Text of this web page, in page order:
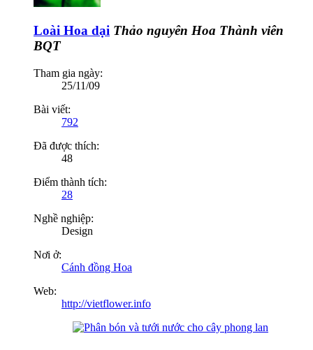
Loài Hoa dại Thảo nguyên Hoa Thành viên
BQT
Tham gia ngày:
25/11/09
Bài viết:
792
Đã được thích:
48
Điểm thành tích:
28
Nghề nghiệp:
Design
Nơi ở:
Cánh đồng Hoa
Web:
http://vietflower.info